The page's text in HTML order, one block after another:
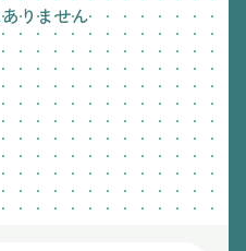
りません